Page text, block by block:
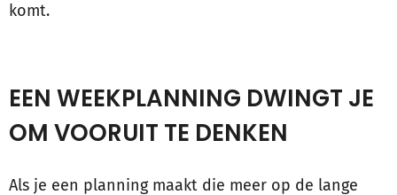
komt.
EEN WEEKPLANNING DWINGT JE
OM VOORUIT TE DENKEN
Als je een planning maakt die meer op de lange